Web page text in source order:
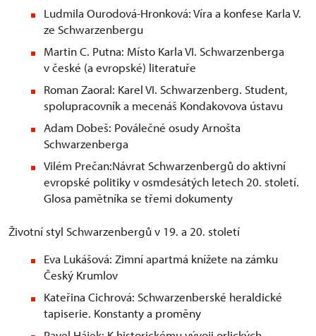
Ludmila Ourodová-Hronková: Víra a konfese Karla V.
ze Schwarzenbergu
Martin C. Putna: Místo Karla VI. Schwarzenberga
v české (a evropské) literatuře
Roman Zaoral: Karel VI. Schwarzenberg. Student,
spolupracovník a mecenáš Kondakovova ústavu
Adam Dobeš: Poválečné osudy Arnošta
Schwarzenberga
Vilém Prečan:Návrat Schwarzenbergů do aktivní
evropské politiky v osmdesátých letech 20. století.
Glosa pamětníka se třemi dokumenty
Životní styl Schwarzenbergů v 19. a 20. století
Eva Lukášová: Zimní apartmá knížete na zámku
Český Krumlov
Kateřina Cichrová: Schwarzenberské heraldické
tapiserie. Konstanty a proměny